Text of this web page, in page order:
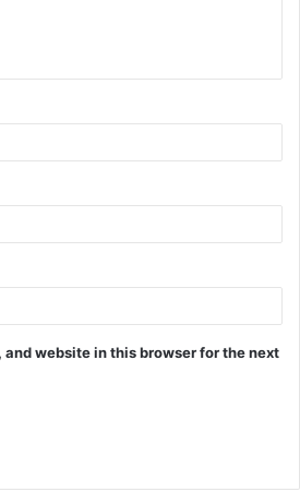
and website in this browser for the next